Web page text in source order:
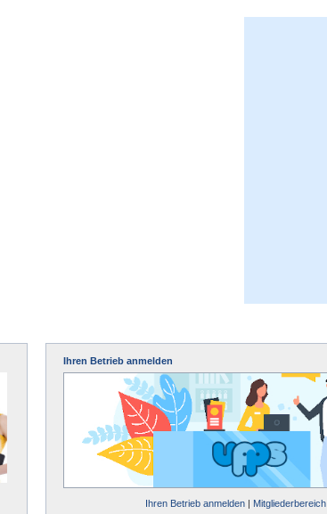
Ihren Betrieb anmelden
Ihren Betrieb anmelden| Mitgliederbereich